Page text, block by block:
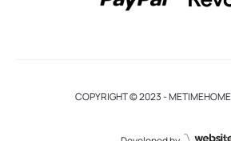
COPYRIGHT © 2023 -